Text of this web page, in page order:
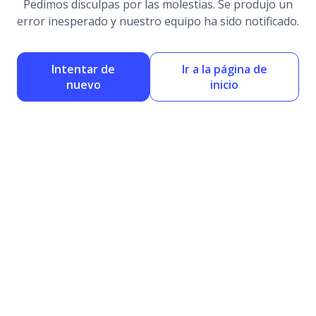
Pedimos disculpas por las molestias. Se produjo un
error inesperado y nuestro equipo ha sido notificado.
Intentar de
nuevo
Ir a la página de
inicio